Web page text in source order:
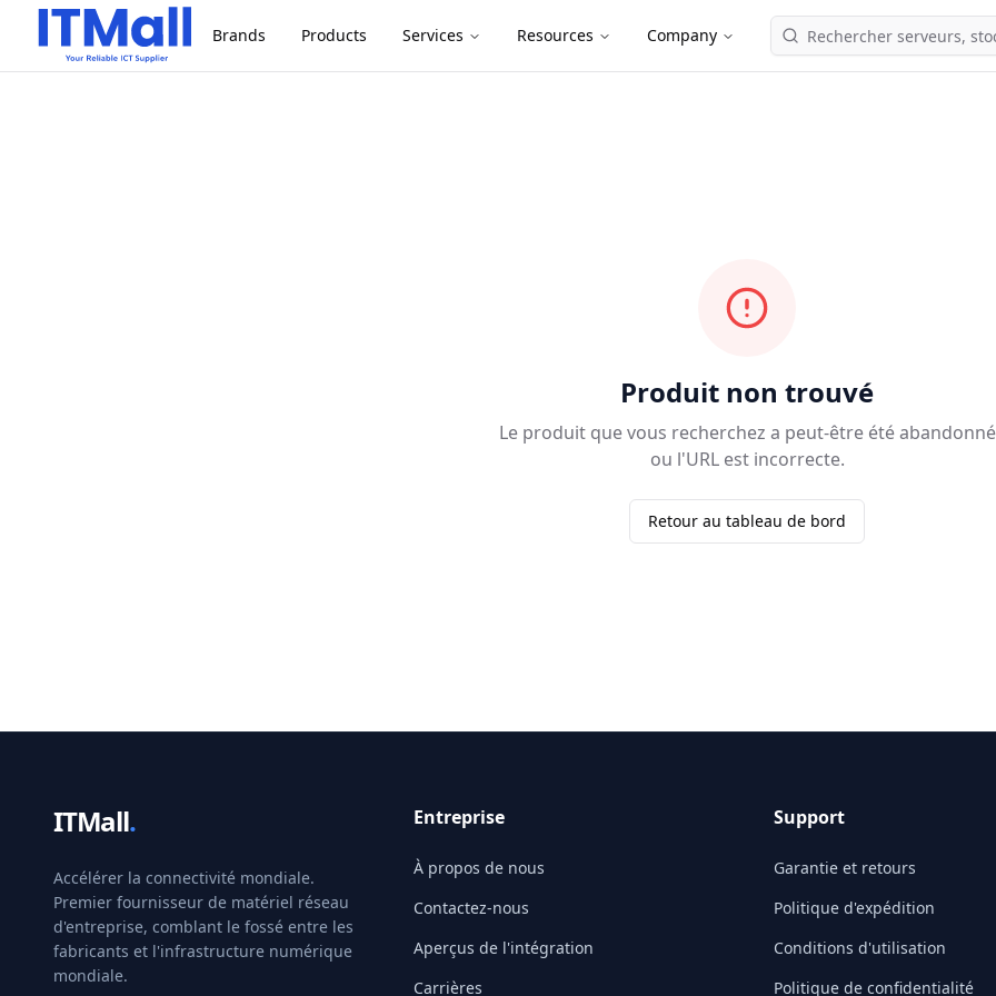
Brands Products Services Resources Company
Produit non trouvé
Le produit que vous recherchez a peut-être été abandonné
ou l'URL est incorrecte.
Retour au tableau de bord
ITMall.
Accélérer la connectivité mondiale.
Premier fournisseur de matériel réseau
d'entreprise, comblant le fossé entre les
fabricants et l'infrastructure numérique
mondiale.
Entreprise
À propos de nous
Contactez-nous
Aperçus de l'intégration
Carrières
Support
Garantie et retours
Politique d'expédition
Conditions d'utilisation
Politique de confidentialité